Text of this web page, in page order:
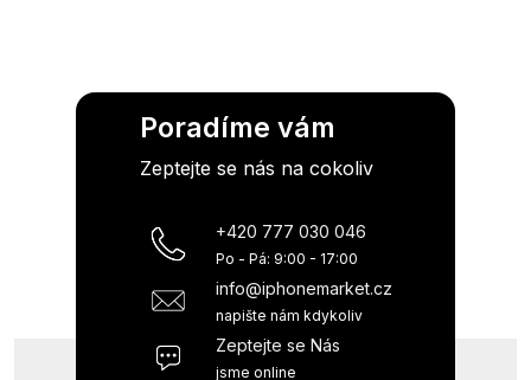
Poradíme vám
Zeptejte se nás na cokoliv
+420 777 030 046
Po - Pá: 9:00 - 17:00
info@iphonemarket.cz
napište nám kdykoliv
Zeptejte se Nás
jsme online